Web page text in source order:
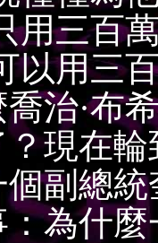
用三百
以用
治·布
現在
副總
為什